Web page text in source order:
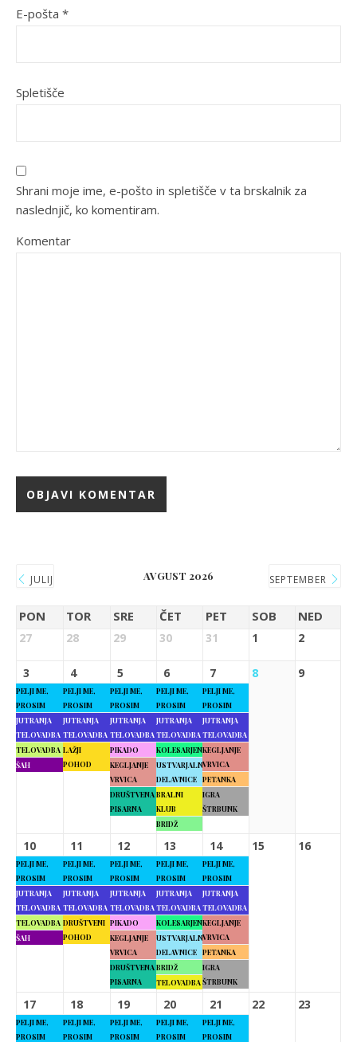
E-pošta *
Spletišče
Shrani moje ime, e-pošto in spletišče v ta brskalnik za
naslednjič, ko komentiram.
Komentar
JULIJ AVGUST 2026 SEPTEMBER
PON TOR SRE ČET PET SOB NED
27 28 29 30 31 1 2
3
PELJI ME,
PROSIM
JUTRANJA
TELOVADBA
TELOVADBA
ŠAH
4
PELJI ME,
PROSIM
JUTRANJA
TELOVADBA
LAŽJI
POHOD
5
PELJI ME,
PROSIM
JUTRANJA
TELOVADBA
PIKADO
KEGLJANJE
VRVICA
DRUŠTVENA
PISARNA
6
PELJI ME,
PROSIM
JUTRANJA
TELOVADBA
KOLESARJENJE
USTVARJALNE
DELAVNICE
BRALNI
KLUB
BRIDŽ
7
PELJI ME,
PROSIM
JUTRANJA
TELOVADBA
KEGLJANJE
VRVICA
PETANKA
IGRA
ŠTRBUNK
8 9
10
PELJI ME,
PROSIM
JUTRANJA
TELOVADBA
TELOVADBA
ŠAH
11
PELJI ME,
PROSIM
JUTRANJA
TELOVADBA
DRUŠTVENI
POHOD
12
PELJI ME,
PROSIM
JUTRANJA
TELOVADBA
PIKADO
KEGLJANJE
VRVICA
DRUŠTVENA
PISARNA
13
PELJI ME,
PROSIM
JUTRANJA
TELOVADBA
KOLESARJENJE
USTVARJALNE
DELAVNICE
BRIDŽ
TELOVADBA
14
PELJI ME,
PROSIM
JUTRANJA
TELOVADBA
KEGLJANJE
VRVICA
PETANKA
IGRA
ŠTRBUNK
15 16
17
PELJI ME,
PROSIM
18
PELJI ME,
PROSIM
19
PELJI ME,
PROSIM
20
PELJI ME,
PROSIM
21
PELJI ME,
PROSIM
22 23